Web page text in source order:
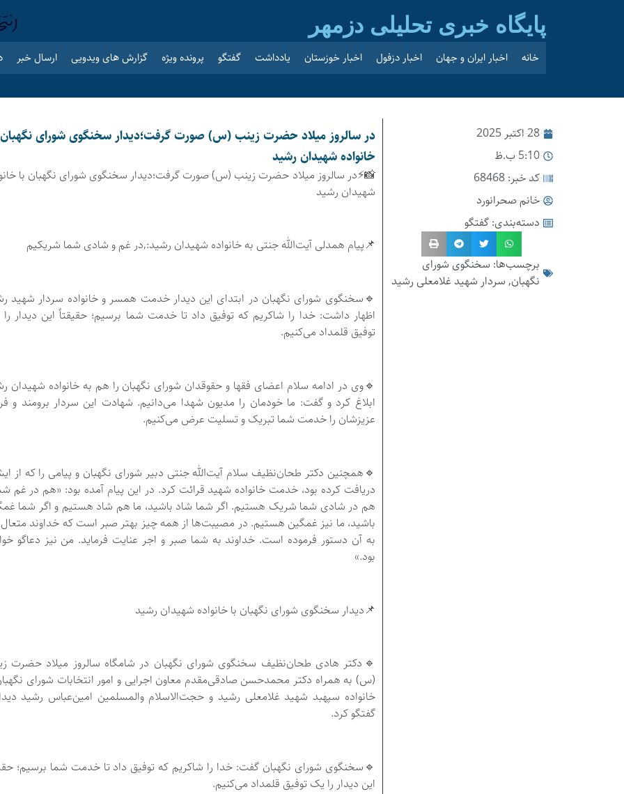
پایگاه خبری تحلیلی دزمهر
خانه اخبار ایران و جهان اخبار دزفول اخبار خوزستان یادداشت گفتگو پرونده ویژه گزارش های ویدویی ارسال خبر
28 اکتبر 2025
5:10 ب.ظ
کد خبر: 68468
خانم صحرانورد
دسته‌بندی: گفتگو
برچسب‌ها: سخنگوی شورای
نگهبان, سردار شهید غلامعلی رشید
در سالروز میلاد حضرت زینب (س) صورت گرفت؛دیدار سخنگوی شورای نگهبان
خانواده شهیدان رشید
📸⚡در سالروز میلاد حضرت زینب (س) صورت گرفت؛دیدار سخنگوی شورای نگهبان با
شهیدان رشید
📌پیام همدلی آیت‌الله جنتی به خانواده شهیدان رشید:,در غم و شادی شما شریکیم
🔹سخنگوی شورای نگهبان در ابتدای این دیدار خدمت همسر و خانواده سردار شهید
اظهار داشت: خدا را شاکریم که توفیق داد تا خدمت شما برسیم؛ حقیقتاً این دیدار
توفیق قلمداد می‌کنیم.
🔹وی در ادامه سلام اعضای فقها و حقوقدان شورای نگهبان را هم به خانواده شهیدان
ابلاغ کرد و گفت: ما خودمان را مدیون شهدا می‌دانیم. شهادت این سردار برومند و
عزیزشان را خدمت شما تبریک و تسلیت عرض می‌کنیم.
🔹همچنین دکتر طحان‌نظیف سلام آیت‌الله جنتی دبیر شورای نگهبان و پیامی را که از
دریافت کرده بود، خدمت خانواده شهید قرائت کرد. در این پیام آمده بود: «هم در غم
هم در شادی شما شریک هستیم. اگر شما شاد باشید، ما هم شاد هستیم و اگر شما
باشید، ما نیز غمگین هستیم. در مصیبت‌ها از همه چیز بهتر صبر است که خداوند متعال
به آن دستور فرموده است. خداوند به شما صبر و اجر عنایت فرماید. من نیز دعاگو
بود.»
📌دیدار سخنگوی شورای نگهبان با خانواده شهیدان رشید
🔹دکتر هادی طحان‌نظیف سخنگوی شورای نگهبان در شامگاه سالروز میلاد حضرت
(س) به همراه دکتر محمدحسن صادقی‌مقدم معاون اجرایی و امور انتخابات شورای
خانواده سپهبد شهید غلامعلی رشید و حجت‌الاسلام والمسلمین امین‌عباس رشید
گفتگو کرد.
🔹سخنگوی شورای نگهبان گفت: خدا را شاکریم که توفیق داد تا خدمت شما برسیم؛
این دیدار را یک توفیق قلمداد می‌کنیم.